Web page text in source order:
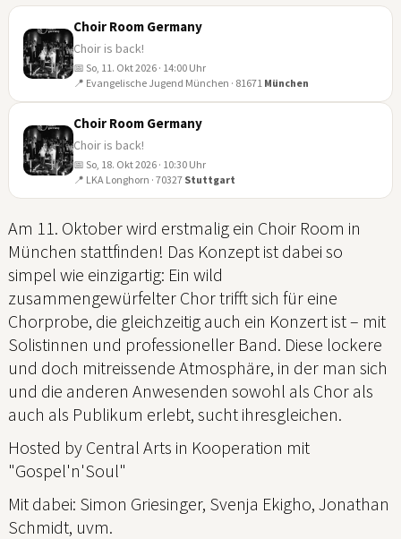
OKT
Choir Room Germany
Choir is back!
📅 So, 11. Okt 2026 · 14:00 Uhr
📍 Evangelische Jugend München · 81671 München
OKT
Choir Room Germany
Choir is back!
📅 So, 18. Okt 2026 · 10:30 Uhr
📍 LKA Longhorn · 70327 Stuttgart
Am 11. Oktober wird erstmalig ein Choir Room in
München stattfinden! Das Konzept ist dabei so
simpel wie einzigartig: Ein wild
zusammengewürfelter Chor trifft sich für eine
Chorprobe, die gleichzeitig auch ein Konzert ist – mit
Solistinnen und professioneller Band. Diese lockere
und doch mitreissende Atmosphäre, in der man sich
und die anderen Anwesenden sowohl als Chor als
auch als Publikum erlebt, sucht ihresgleichen.
Hosted by Central Arts in Kooperation mit
"Gospel'n'Soul"
Mit dabei: Simon Griesinger, Svenja Ekigho, Jonathan
Schmidt, uvm.